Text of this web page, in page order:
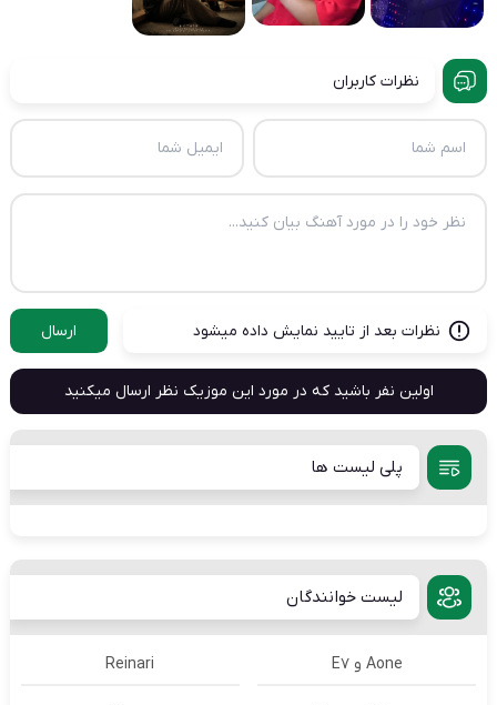
نظرات کاربران
نظرات بعد از تایید نمایش داده میشود ارسال
اولین نفر باشید که در مورد این موزیک نظر ارسال میکنید
پلی لیست ها
لیست خوانندگان
Aone و E7 Reinari